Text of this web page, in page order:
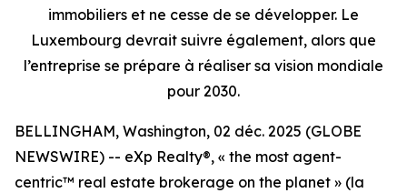
immobiliers et ne cesse de se développer. Le
Luxembourg devrait suivre également, alors que
l’entreprise se prépare à réaliser sa vision mondiale
pour 2030.
BELLINGHAM, Washington, 02 déc. 2025 (GLOBE
NEWSWIRE) -- eXp Realty®, « the most agent-
centric™ real estate brokerage on the planet » (la